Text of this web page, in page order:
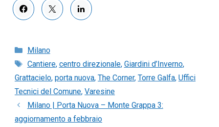
Categorie
Milano
Tag
Cantiere, centro direzionale, Giardini d’Inverno,
Grattacielo, porta nuova, The Corner, Torre Galfa, Uffici
Tecnici del Comune, Varesine
Milano | Porta Nuova – Monte Grappa 3:
aggiornamento a febbraio